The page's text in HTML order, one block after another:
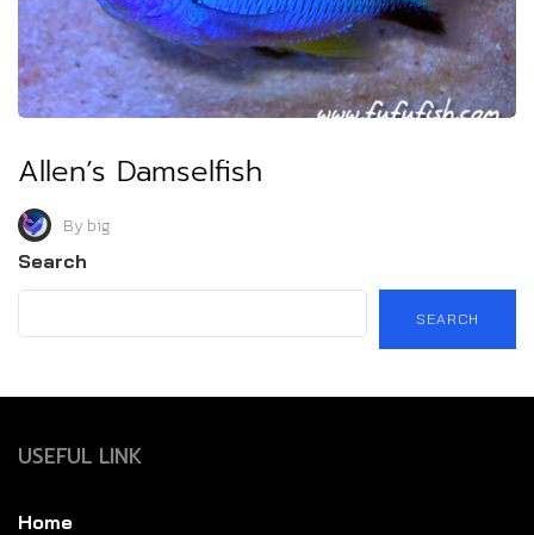
Allen’s Damselfish
Bybig
Search
SEARCH
USEFUL LINK
Home